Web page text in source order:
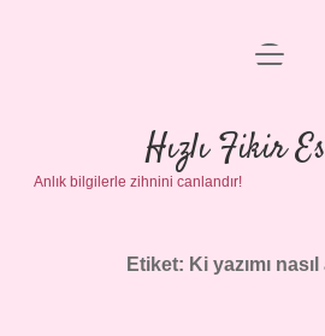
Anasayfa
Gizlilik
Yasal Uyarı
menüyü
Hızlı Fikir
Anlık bilgilerle zihnini canlandır!
Etiket: Ki yazımı